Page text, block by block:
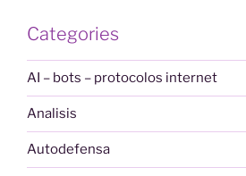
Categories
AI – bots – protocolos internet
Analisis
Autodefensa